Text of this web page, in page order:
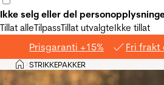
Ikke selg eller del
Tillat alleTilpassTillat utvalgteIkke tillat
Prisgaranti +15% Fri frakt
Hjem
>STRIKKEPAKKER